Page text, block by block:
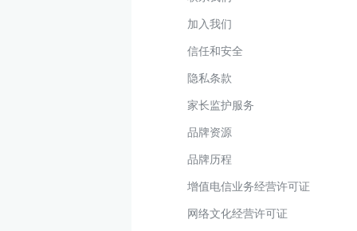
加入我们
信任和安全
隐私条款
家长监护服务
品牌资源
品牌历程
增值电信业务经营许可证
网络文化经营许可证